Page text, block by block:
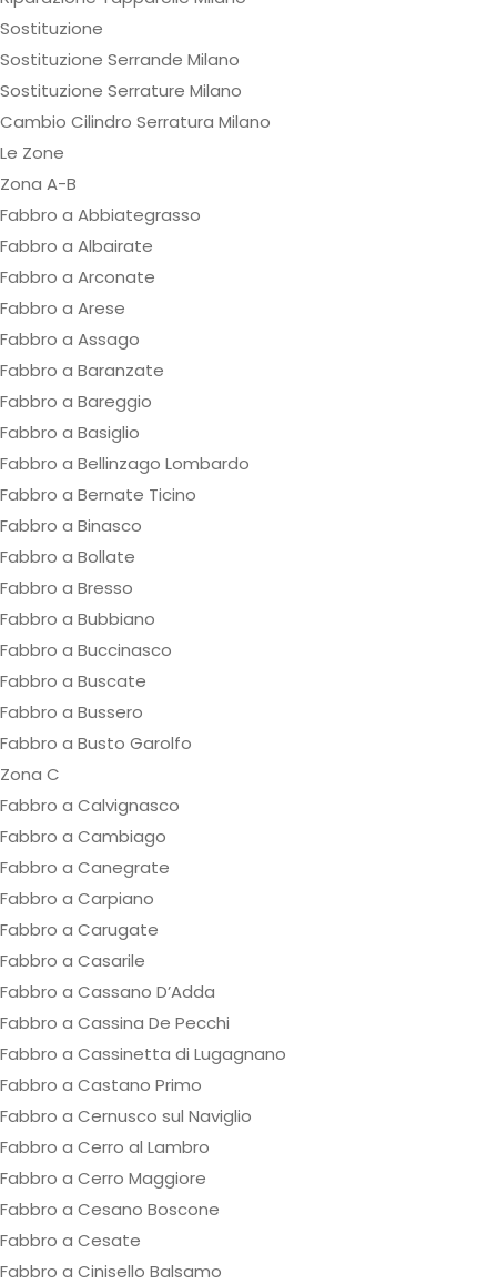
Sostituzione
Sostituzione Serrande Milano
Sostituzione Serrature Milano
Cambio Cilindro Serratura Milano
Le Zone
Zona A-B
Fabbro a Abbiategrasso
Fabbro a Albairate
Fabbro a Arconate
Fabbro a Arese
Fabbro a Assago
Fabbro a Baranzate
Fabbro a Bareggio
Fabbro a Basiglio
Fabbro a Bellinzago Lombardo
Fabbro a Bernate Ticino
Fabbro a Binasco
Fabbro a Bollate
Fabbro a Bresso
Fabbro a Bubbiano
Fabbro a Buccinasco
Fabbro a Buscate
Fabbro a Bussero
Fabbro a Busto Garolfo
Zona C
Fabbro a Calvignasco
Fabbro a Cambiago
Fabbro a Canegrate
Fabbro a Carpiano
Fabbro a Carugate
Fabbro a Casarile
Fabbro a Cassano D’Adda
Fabbro a Cassina De Pecchi
Fabbro a Cassinetta di Lugagnano
Fabbro a Castano Primo
Fabbro a Cernusco sul Naviglio
Fabbro a Cerro al Lambro
Fabbro a Cerro Maggiore
Fabbro a Cesano Boscone
Fabbro a Cesate
Fabbro a Cinisello Balsamo